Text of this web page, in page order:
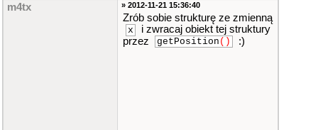
m4tx » 2012-11-21 15:36:40
Zrób sobie strukturę ze zmienną
x
i zwracaj obiekt tej struktury
przez
getPosition () :)